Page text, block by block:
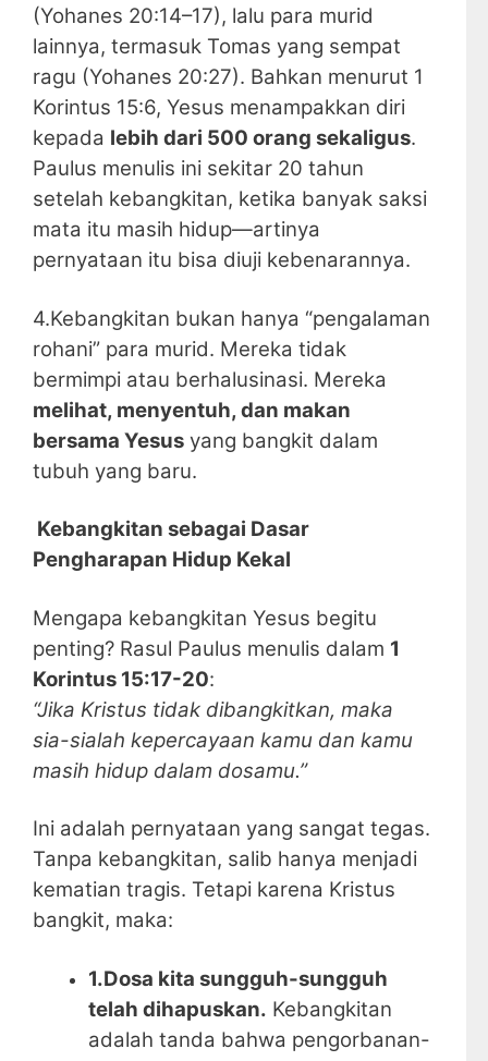
(Yohanes 20:14–17), lalu para murid
lainnya, termasuk Tomas yang sempat
ragu (Yohanes 20:27). Bahkan menurut 1
Korintus 15:6, Yesus menampakkan diri
kepada lebih dari 500 orang sekaligus.
Paulus menulis ini sekitar 20 tahun
setelah kebangkitan, ketika banyak saksi
mata itu masih hidup—artinya
pernyataan itu bisa diuji kebenarannya.
4.Kebangkitan bukan hanya “pengalaman
rohani” para murid. Mereka tidak
bermimpi atau berhalusinasi. Mereka
melihat, menyentuh, dan makan
bersama Yesus yang bangkit dalam
tubuh yang baru.
Kebangkitan sebagai Dasar
Pengharapan Hidup Kekal
Mengapa kebangkitan Yesus begitu
penting? Rasul Paulus menulis dalam 1
Korintus 15:17-20:
“Jika Kristus tidak dibangkitkan, maka
sia-sialah kepercayaan kamu dan kamu
masih hidup dalam dosamu.”
Ini adalah pernyataan yang sangat tegas.
Tanpa kebangkitan, salib hanya menjadi
kematian tragis. Tetapi karena Kristus
bangkit, maka:
1.Dosa kita sungguh-sungguh
telah dihapuskan. Kebangkitan
adalah tanda bahwa pengorbanan-